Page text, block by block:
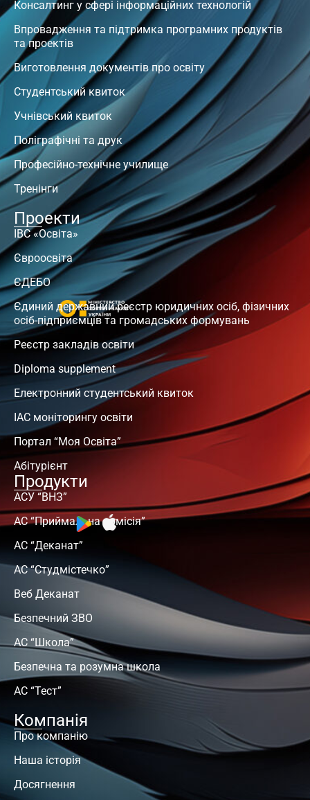
Консалтинг у сфері інформаційних технологій
Впровадження та підтримка програмних продуктів
та проектів
Виготовлення документів про освіту
Студентський квиток
Учнівський квиток
Поліграфічні та друк
Професійно-технічне училище
Тренінги
Проекти
ІВС «Освіта»
Євроосвіта
ЄДЕБО
Єдиний державний реєстр юридичних осіб, фізичних
осіб-підприємців та громадських формувань
Реєстр закладів освіти
Diploma supplement
Електронний студентський квиток
ІАС моніторингу освіти
Портал “Моя Освіта”
Абітурієнт
Продукти
АСУ “ВНЗ”
АС “Приймальна комісія”
АС “Деканат”
АС “Студмістечко”
Веб Деканат
Безпечний ЗВО
АС “Школа”
Безпечна та розумна школа
АС “Тест”
Компанія
Про компанію
Наша історія
Досягнення